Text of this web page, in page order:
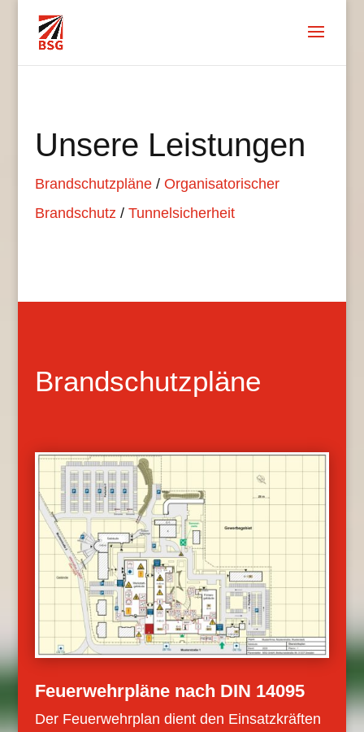
Unsere Leistungen
Brandschutzpläne/ Organisatorischer
Brandschutz/ Tunnelsicherheit
Brandschutzpläne
Feuerwehrpläne nach DIN 14095
Der Feuerwehrplan dient den Einsatzkräften